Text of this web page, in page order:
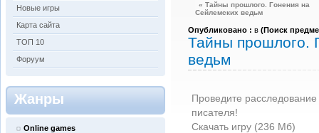
Новые игры
Карта сайта
ТОП 10
Форуум
Жанры
Online games
« Тайны прошлого. Гонения на
Сейлемских ведьм
Опубликовано : в (Поиск
Тайны прошлого.
ведьм
Проведите
писателя!
Скачать игру (236 Мб)